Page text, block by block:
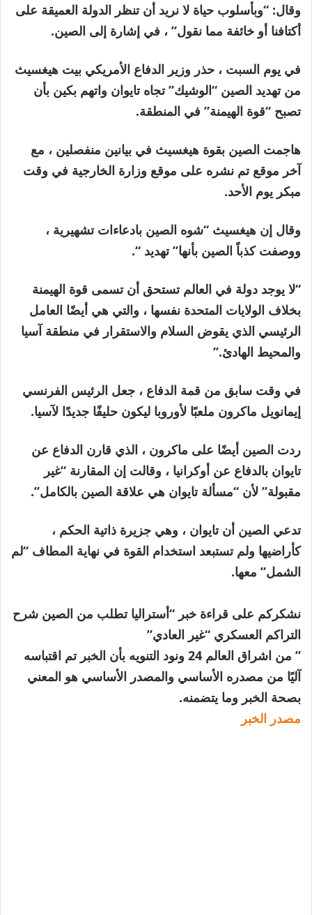
وقال: “وبأسلوب حياة لا نريد أن تنظر الدولة العميقة على
أكتافنا أو خائفة مما نقول” ، في إشارة إلى الصين.
في يوم السبت ، حذر وزير الدفاع الأمريكي بيت هيغسيث
من تهديد الصين “الوشيك” تجاه تايوان واتهم بكين بأن
تصبح “قوة الهيمنة” في المنطقة.
هاجمت الصين بقوة هيغسيث في بيانين منفصلين ، مع
آخر موقع تم نشره على موقع وزارة الخارجية في وقت
مبكر يوم الأحد.
وقال إن هيغسيث “شوه الصين بادعاءات تشهيرية ،
ووصفت كذباً الصين بأنها” تهديد “.
“لا يوجد دولة في العالم تستحق أن تسمى قوة الهيمنة
بخلاف الولايات المتحدة نفسها ، والتي هي أيضًا العامل
الرئيسي الذي يقوض السلام والاستقرار في منطقة آسيا
والمحيط الهادئ.”
في وقت سابق من قمة الدفاع ، جعل الرئيس الفرنسي
إيمانويل ماكرون ملعبًا لأوروبا ليكون حليفًا جديدًا لآسيا.
ردت الصين أيضًا على ماكرون ، الذي قارن الدفاع عن
تايوان بالدفاع عن أوكرانيا ، وقالت إن المقارنة “غير
مقبولة” لأن “مسألة تايوان هي علاقة الصين بالكامل”.
تدعي الصين أن تايوان ، وهي جزيرة ذاتية الحكم ،
كأراضيها ولم تستبعد استخدام القوة في نهاية المطاف “لم
الشمل” معها.
نشكركم على قراءة خبر “أستراليا تطلب من الصين شرح
التراكم العسكري “غير العادي”
” من اشراق العالم 24 ونود التنويه بأن الخبر تم اقتباسه
آليًا من مصدره الأساسي والمصدر الأساسي هو المعني
بصحة الخبر وما يتضمنه.
مصدر الخبر